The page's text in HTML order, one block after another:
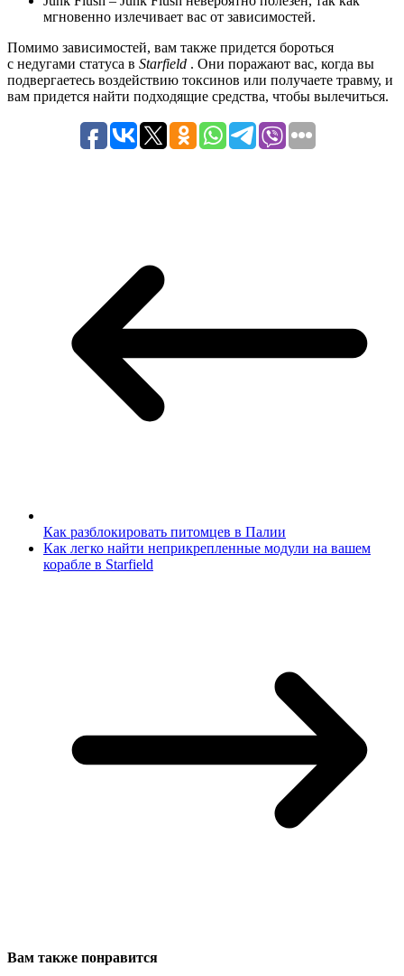
мгновенно излечивает вас от зависимостей.
Помимо зависимостей, вам также придется бороться
с недугами статуса в Starfield . Они поражают вас, когда вы
подвергаетесь воздействию токсинов или получаете травму, и
вам придется найти подходящие средства, чтобы вылечиться.
Как разблокировать питомцев в Палии
Как легко найти неприкрепленные модули на вашем
корабле в Starfield
Вам также понравится